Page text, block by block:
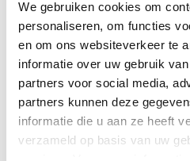
We gebruiken cookies om
personaliseren, om functies
en om ons websiteverkeer te
informatie over uw gebruik
partners voor social media,
partners kunnen deze
informatie die u aan ze heeft
verzameld op basis van uw
Type SL